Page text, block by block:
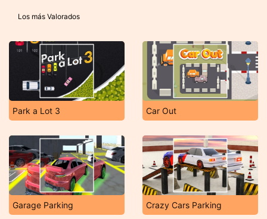
Los más Valorados
Park a Lot 3 Car Out
Garage Parking Crazy Cars Parking